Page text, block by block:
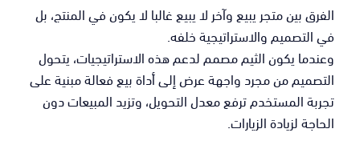
الفرق بين متجر يبيع وآخر لا يبيع غالبا لا يكون في المنتج، بل
في التصميم والاستراتيجية خلفه.
وعندما يكون الثيم مصمم لدعم هذه الاستراتيجيات، يتحول
التصميم من مجرد واجهة عرض إلى أداة بيع فعالة مبنية على
تجربة المستخدم ترفع معدل التحويل، وتزيد المبيعات دون
الحاجة لزيادة الزيارات.